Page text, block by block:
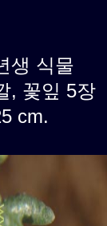
생 식물
, 꽃잎 5장
cm.